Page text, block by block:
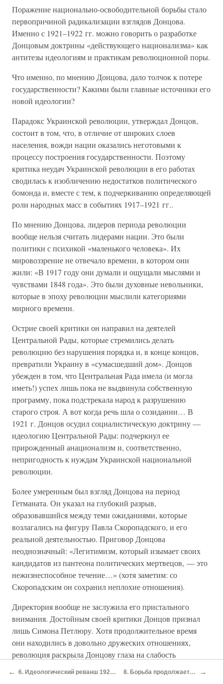
Поражение национально-освободительной борьбы стало
первопричиной радикализации взглядов Донцова.
Именно с 1921–1922 гг. можно говорить о разработке
Донцовым доктрины «действующего национализма» как
антитезы идеологиям и практикам революционной поры.
Что именно, по мнению Донцова, дало толчок к потере
государственности? Какими были главные источники его
новой идеологии?
Парадокс Украинской революции, утверждал Донцов,
состоит в том, что, в отличие от широких слоев
населения, вожди нации оказались неготовыми к
процессу построения государственности. Поэтому
критика неудач Украинской революции в его работах
сводилась к изобличению недостатков политического
бомонда и, вместе с тем, к подчеркиванию определяющей
роли народных масс в событиях 1917–1921 гг..
По мнению Донцова, лидеров периода революции
вообще нельзя считать лидерами нации. Это были
политики с психикой «маленького человека». Их
мировоззрение не отвечало времени, в котором они
жили: «В 1917 году они думали и ощущали мыслями и
чувствами 1848 года». Это были духовные невольники,
которые в эпоху революции мыслили категориями
мирного времени.
Острие своей критики он направил на деятелей
Центральной Рады, которые стремились делать
революцию без нарушения порядка и, в конце концов,
превратили Украину в «сумасшедший дом». Донцов
убежден в том, что Центральная Рада имела (и могла
иметь!) успех лишь пока не выдвинула собственную
программу, пока подстрекала народ к разрушению
старого строя. А вот когда речь шла о созидании… В
1921 г. Донцов осудил социалистическую доктрину —
идеологию Центральной Рады: подчеркнул ее
прирожденный анационализм и, соответственно,
непригодность к нуждам Украинской национальной
революции.
Более умеренным был взгляд Донцова на период
Гетманата. Он указал на глубокий разрыв,
образовавшийся между теми ожиданиями, которые
возлагались на фигуру Павла Скоропадского, и его
реальной деятельностью. Приговор Донцова
неоднозначный: «Легитимизм, который изымает своих
кандидатов из пантеона политических мертвецов, — это
нежизнеспособное течение…» (хотя заметим: со
Скоропадским он сохранил неплохие отношения).
Директория вообще не заслужила его пристального
внимания. Достойным своей критики Донцов признал
лишь Симона Петлюру. Хотя продолжительное время
они находились в довольно дружеских отношениях,
революция раскрыла Донцову глаза на слабость
противопоставить себя массе, склонность плыть по
← 6. Идеологический реванш 1920-х годов: консерваторы-гетманцы и В. Липинский 8. Борьба продолжается: «воссоединение Украины» и ОУН →